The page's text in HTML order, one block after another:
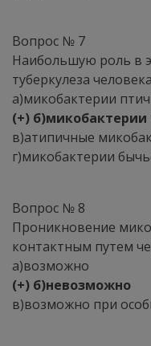
Вопрос № 7
Наибольшую роль в
туберкулеза
а)микобактерии
(+) б)микобактерии
в)атипичные
г)микобактерии
Вопрос № 8
Проникновение
контактным путем
а)возможно
(+) б)невозможно
в)возможно при